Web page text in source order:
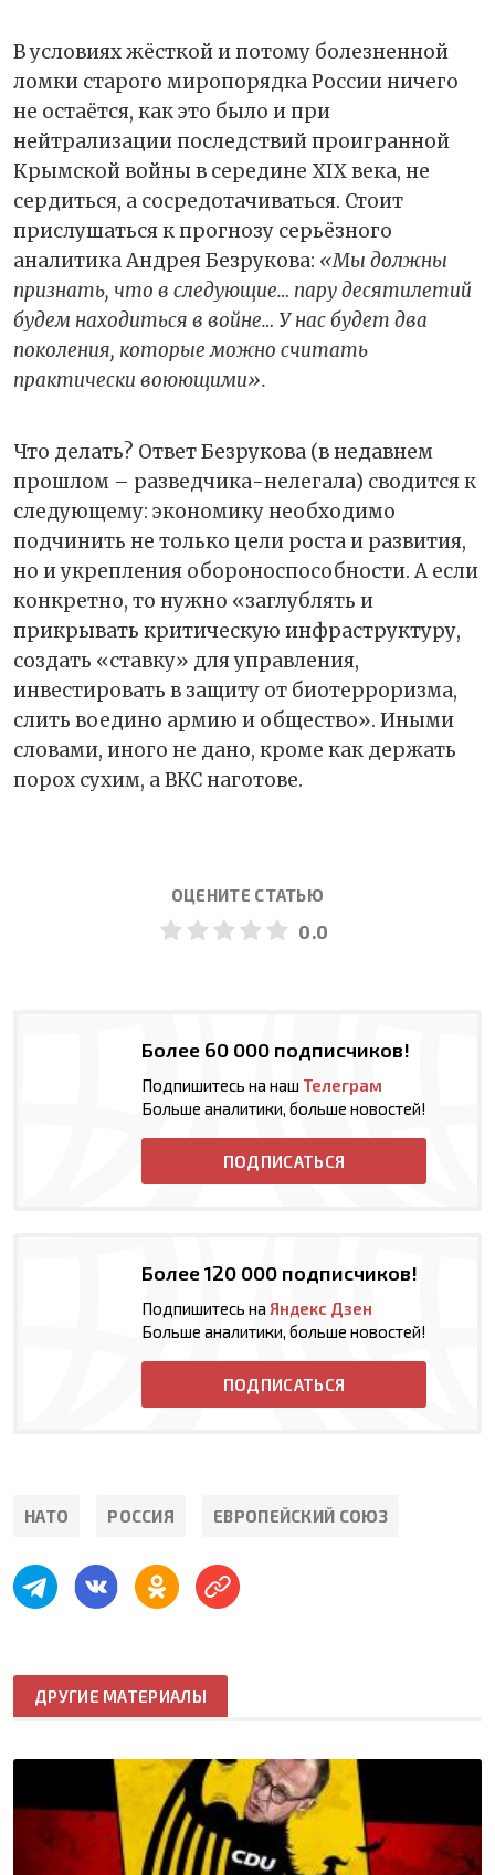
В условиях жёсткой и потому болезненной
ломки старого миропорядка России ничего
не остаётся, как это было и при
нейтрализации последствий проигранной
Крымской войны в середине XIX века, не
сердиться, а сосредотачиваться. Стоит
прислушаться к прогнозу серьёзного
аналитика Андрея Безрукова: «Мы должны
признать, что в следующие… пару десятилетий
будем находиться в войне… У нас будет два
поколения, которые можно считать
практически воюющими».
Что делать? Ответ Безрукова (в недавнем
прошлом – разведчика-нелегала) сводится к
следующему: экономику необходимо
подчинить не только цели роста и развития,
но и укрепления обороноспособности. А если
конкретно, то нужно «заглублять и
прикрывать критическую инфраструктуру,
создать «ставку» для управления,
инвестировать в защиту от биотерроризма,
слить воедино армию и общество». Иными
словами, иного не дано, кроме как держать
порох сухим, а ВКС наготове.
ОЦЕНИТЕ СТАТЬЮ
0.0
Более 60 000 подписчиков!
Подпишитесь на наш Телеграм
Больше аналитики, больше новостей!
ПОДПИСАТЬСЯ
Более 120 000 подписчиков!
Подпишитесь на Яндекс Дзен
Больше аналитики, больше новостей!
ПОДПИСАТЬСЯ
НАТО РОССИЯ ЕВРОПЕЙСКИЙ СОЮЗ
ДРУГИЕ МАТЕРИАЛЫ